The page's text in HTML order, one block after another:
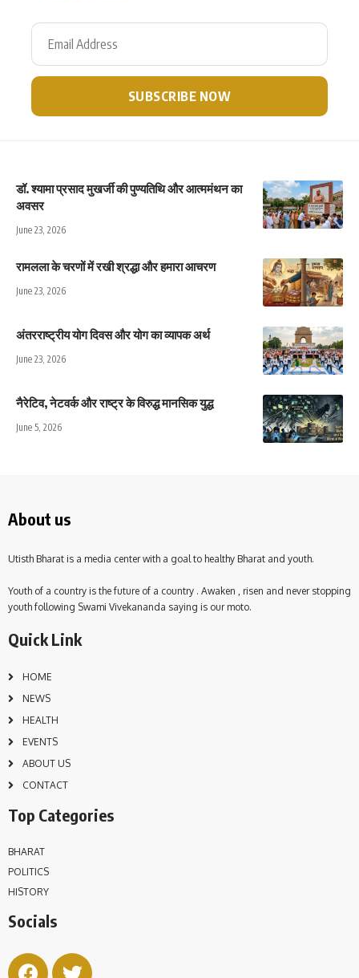
डॉ. श्यामा प्रसाद मुखर्जी की पुण्यतिथि और आत्ममंथन का
अवसर
June 23, 2026
रामलला के चरणों में रखी श्रद्धा और हमारा आचरण
June 23, 2026
अंतरराष्ट्रीय योग दिवस और योग का व्यापक अर्थ
June 23, 2026
नैरेटिव, नेटवर्क और राष्ट्र के विरुद्ध मानसिक युद्ध
June 5, 2026
About us
Utisth Bharat is a media center with a goal to healthy Bharat and youth.
Youth of a country is the future of a country . Awaken , risen and never stopping
youth following Swami Vivekananda saying is our moto.
Quick Link
HOME
NEWS
HEALTH
EVENTS
ABOUT US
CONTACT
Top Categories
BHARAT
POLITICS
HISTORY
Socials